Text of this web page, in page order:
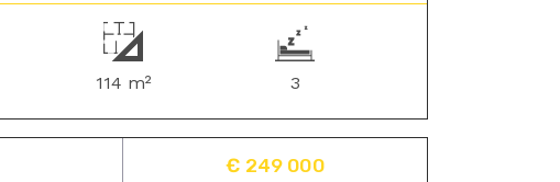
114 m² 3
€ 249 000